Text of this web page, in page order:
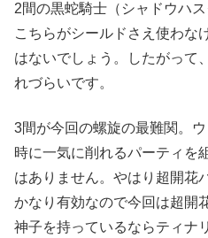
2間の黒蛇騎士（シャドウハ
こちらがシールドさえ使わな
はないでしょう。したがって
れづらいです。
3間が今回の螺旋の最難関。
時に一気に削れるパーティを
はありません。やはり超開花
かなり有効なので今回は超開
神子を持っているならティナ